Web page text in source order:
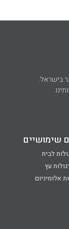
בישראל.
שימושיים
לבית
עץ
אלומיניום